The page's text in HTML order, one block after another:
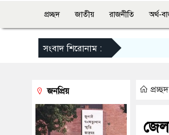
প্রচ্ছদ জাতীয় রাজনীতি অর্থ-
সংবাদ শিরোনাম :
প্রচ্ছদ
জনপ্রিয়